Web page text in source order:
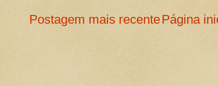
Postagem mais recentePágina